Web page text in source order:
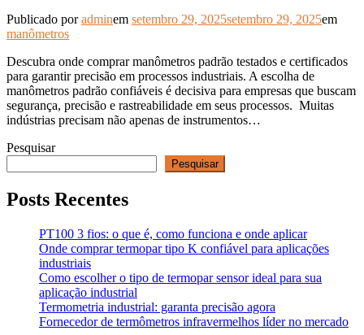
Publicado poradminem setembro 29, 2025setembro 29, 2025em
manômetros
Descubra onde comprar manômetros padrão testados e certificados
para garantir precisão em processos industriais. A escolha de
manômetros padrão confiáveis é decisiva para empresas que buscam
segurança, precisão e rastreabilidade em seus processos. Muitas
indústrias precisam não apenas de instrumentos…
Pesquisar
Pesquisar
Posts Recentes
PT100 3 fios: o que é, como funciona e onde aplicar
Onde comprar termopar tipo K confiável para aplicações
industriais
Como escolher o tipo de termopar sensor ideal para sua
aplicação industrial
Termometria industrial: garanta precisão agora
Fornecedor de termômetros infravermelhos líder no mercado